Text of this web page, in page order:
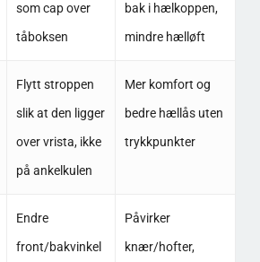
som cap over
tåboksen
bak i hælkoppen,
mindre hælløft
Flytt stroppen
slik at den ligger
over vrista, ikke
på ankelkulen
Mer komfort og
bedre hællås uten
trykkpunkter
Endre
front/bakvinkel
Påvirker
knær/hofter,